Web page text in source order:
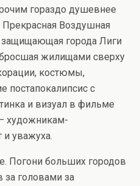
гораздо душевнее
Прекрасная Воздушная
защищающая города Лиги
жилищами сверху
костюмы,
с
и визуал в фильме
художникам-
уважуха.
Погони больших городов
за головами за